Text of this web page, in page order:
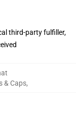
third-party fulfiller,
& Caps,